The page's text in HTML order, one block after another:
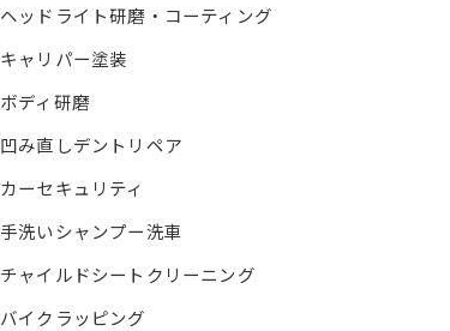
ヘッドライト研磨・コーティング
キャリパー塗装
ボディ研磨
凹み直しデントリペア
カーセキュリティ
手洗いシャンプー洗車
チャイルドシートクリーニング
バイクラッピング